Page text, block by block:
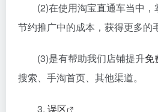
(2)在使用淘宝直通车当中，
节约推广中的成本，获得更多的
(3)是有帮助我们店铺提升免
搜索、手淘首页、其他渠道。
3. 误区